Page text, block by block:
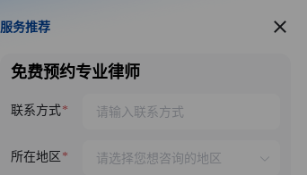
服务推荐
服务推荐
免费预约专业律师
联系方式
所在地区